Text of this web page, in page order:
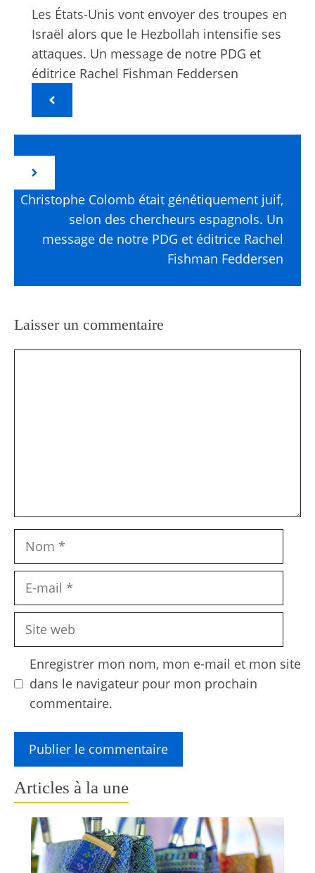
Les États-Unis vont envoyer des troupes en
Israël alors que le Hezbollah intensifie ses
attaques. Un message de notre PDG et
éditrice Rachel Fishman Feddersen
Christophe Colomb était génétiquement juif,
selon des chercheurs espagnols. Un
message de notre PDG et éditrice Rachel
Fishman Feddersen
Laisser un commentaire
Nom
Site
Enregistrer mon nom, mon e-mail et mon site
dans le navigateur pour mon prochain
commentaire.
Articles à la une